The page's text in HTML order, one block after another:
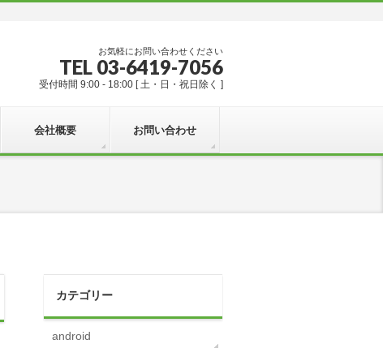
お気軽にお問い合わせください
TEL 03-6419-7056
受付時間 9:00 - 18:00 [ 土・日・祝日除く ]
会社概要 お問い合わせ
カテゴリー
android